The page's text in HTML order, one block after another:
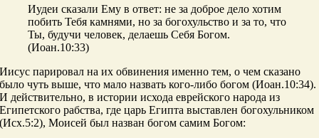
Иудеи сказали Ему в ответ: не за доброе дело хотим
побить Тебя камнями, но за богохульство и за то, что
Ты, будучи человек, делаешь Себя Богом.
(Иоан.10:33)
Иисус парировал на их обвинения именно тем, о чем сказано
было чуть выше, что мало назвать кого-либо богом (Иоан.10:34).
И действительно, в истории исхода еврейского народа из
Египетского рабства, где царь Египта выставлен богохульником
(Исх.5:2), Моисей был назван богом самим Богом: